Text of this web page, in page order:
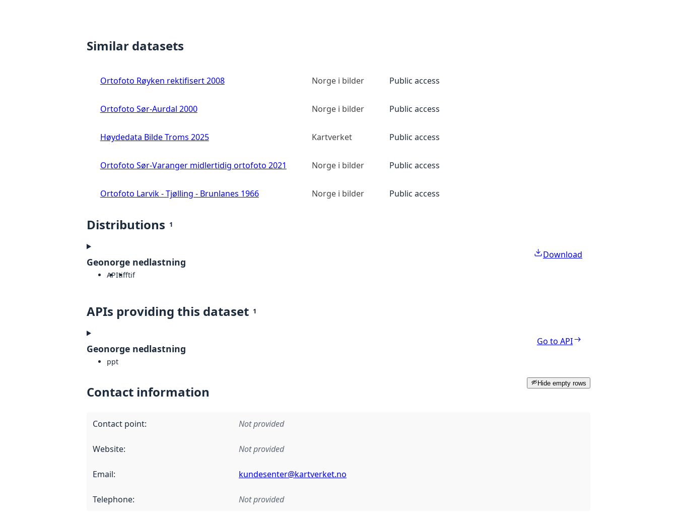
Similar datasets
Ortofoto Røyken rektifisert 2008 Norge i bilder Public access
Ortofoto Sør-Aurdal 2000 Norge i bilder Public access
Høydedata Bilde Troms 2025 Kartverket Public access
Ortofoto Sør-Varanger midlertidig ortofoto 2021 Norge i bilder Public access
Ortofoto Larvik - Tjølling - Brunlanes 1966 Norge i bilder Public access
Distributions 1
Geonorge nedlastning
APItifftif
Download
APIs providing this dataset 1
Geonorge nedlastning
ppt
Go to API
Hide empty rows
Contact information
Contact point: Not provided
Website: Not provided
Email: kundesenter@kartverket.no
Telephone: Not provided